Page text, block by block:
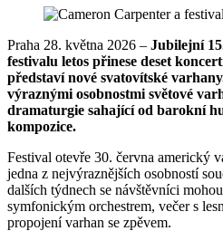
Praha 28. května 2026 – Jubilejní
festivalu letos přinese deset
představí nové svatovítské
výraznými osobnostmi světové
dramaturgie sahající od barokní
kompozice.
Festival otevře 30. června americký
jedna z nejvýraznějších osobností
dalších týdnech se návštěvníci
symfonickým orchestrem, večer s
propojení varhan se zpěvem.